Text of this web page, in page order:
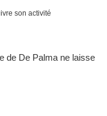
son activité
de De Palma ne laisse